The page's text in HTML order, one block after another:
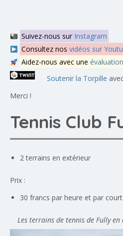
Suivez-nous sur Instagram
Consultez nos vidéos sur
Aidez-nous avec une
Soutenir la Torpille
Merci !
Tennis Club
2 terrains en extérieur
Prix :
30 francs par heure et par court
Les terrains de tennis de Fully